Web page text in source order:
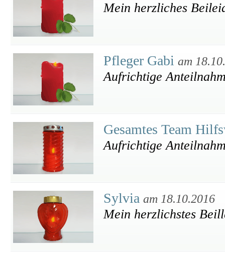
Mein herzliches
Pfleger Gabi am
Aufrichtige
Gesamtes Team
Aufrichtige
Sylvia am 18.10.2016
Mein herzlichstes